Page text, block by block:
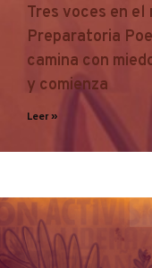
Tres voces en el
Preparatoria
camina con
y comienza
Leer »